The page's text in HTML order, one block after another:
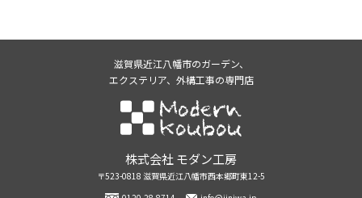
滋賀県近江八幡市のガーデン、
エクステリア、外構工事の専門店
株式会社 モダン工房
〒523-0818 滋賀県近江八幡市西本郷町東12-5